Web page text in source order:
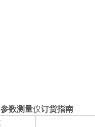
数测量仪订货指南